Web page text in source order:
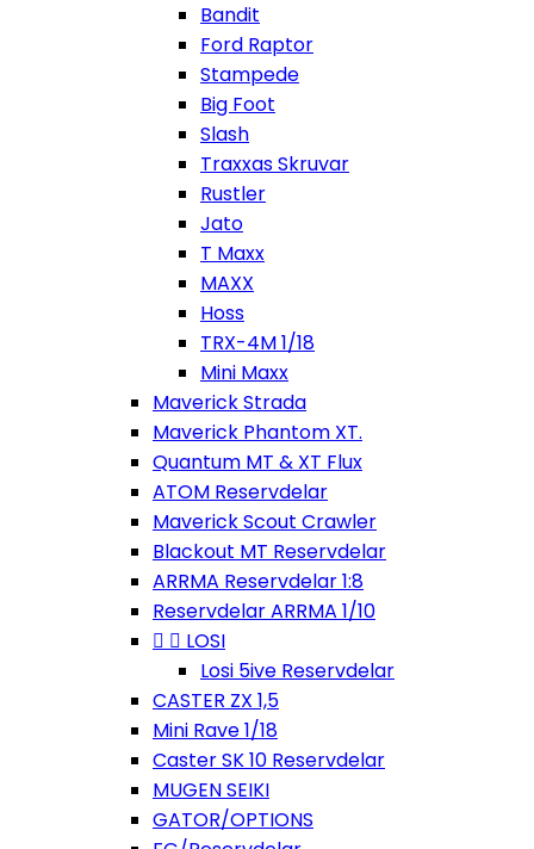
Bandit
Ford Raptor
Stampede
Big Foot
Slash
Traxxas Skruvar
Rustler
Jato
T Maxx
MAXX
Hoss
TRX-4M 1/18
Mini Maxx
Maverick Strada
Maverick Phantom XT.
Quantum MT & XT Flux
ATOM Reservdelar
Maverick Scout Crawler
Blackout MT Reservdelar
ARRMA Reservdelar 1:8
Reservdelar ARRMA 1/10
  LOSI
Losi 5ive Reservdelar
CASTER ZX 1,5
Mini Rave 1/18
Caster SK 10 Reservdelar
MUGEN SEIKI
GATOR/OPTIONS